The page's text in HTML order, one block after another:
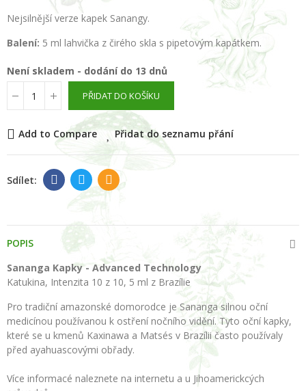
Nejsilnější verze kapek Sanangy.
Balení: 5 ml lahvička z čirého skla s pipetovým kapátkem.
Není skladem - dodání do 13 dnů
PŘIDAT DO KOŠÍKU
Add to Compare Přidat do seznamu přání
POPIS
Sananga Kapky - Advanced Technology
Katukina, Intenzita 10 z 10, 5 ml z Brazílie
Pro tradiční amazonské domorodce je Sananga silnou oční
medicínou používanou k ostření nočního vidění. Tyto oční kapky,
které se u kmenů Kaxinawa a Matsés v Brazílii často používaly
před ayahuascovými obřady.
Více informacé naleznete na internetu a u Jihoamerickcých